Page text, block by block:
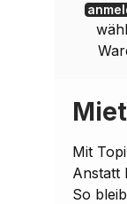
Mit
Anstatt
So